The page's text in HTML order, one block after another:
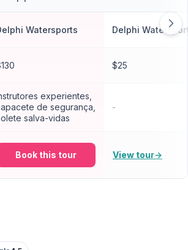
Watersports Delphi
$25
experientes,
de segurança,
salva-vidas
-
Book this tour View tour→